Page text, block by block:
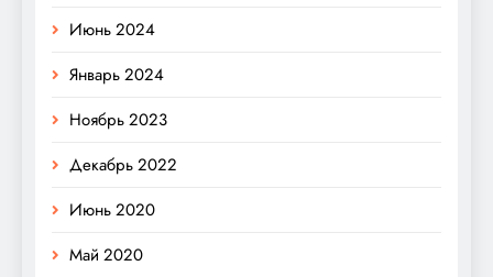
Июнь 2024
Январь 2024
Ноябрь 2023
Декабрь 2022
Июнь 2020
Май 2020